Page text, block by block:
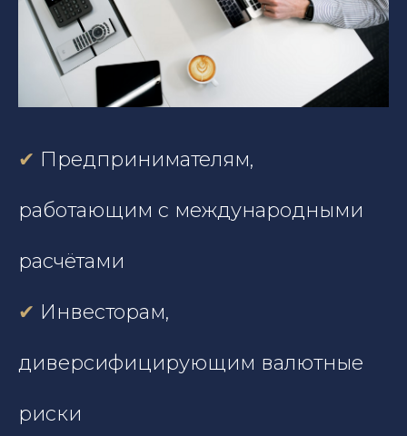
✔ Предпринимателям,
работающим с международными
расчётами
✔ Инвесторам,
диверсифицирующим валютные
риски